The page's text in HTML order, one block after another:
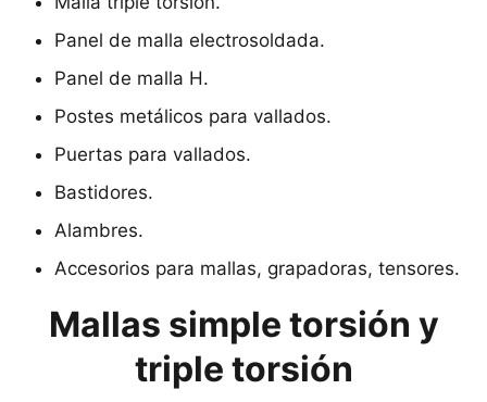
Panel de malla electrosoldada.
Panel de malla H.
Postes metálicos para vallados.
Puertas para vallados.
Bastidores.
Alambres.
Accesorios para mallas, grapadoras, tensores.
Mallas simple torsión y
triple torsión